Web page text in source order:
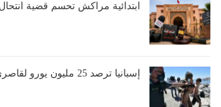
ابتدائية مراكش تحسم قضية
إسبانيا ترصد 25 مليون يورو لقاصري سبتة